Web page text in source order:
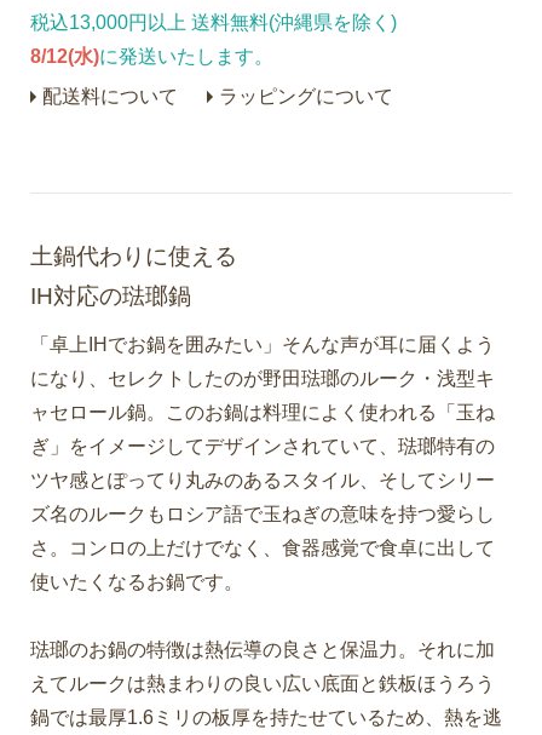
税込13,000円以上 送料無料(沖縄県を除く)
8/12(水)に発送いたします。
配送料について
ラッピングについて
土鍋代わりに使える
IH対応の琺瑯鍋
「卓上IHでお鍋を囲みたい」そんな声が耳に届くよう
になり、セレクトしたのが野田琺瑯のルーク・浅型キ
ャセロール鍋。このお鍋は料理によく使われる「玉ね
ぎ」をイメージしてデザインされていて、琺瑯特有の
ツヤ感とぽってり丸みのあるスタイル、そしてシリー
ズ名のルークもロシア語で玉ねぎの意味を持つ愛らし
さ。コンロの上だけでなく、食器感覚で食卓に出して
使いたくなるお鍋です。
琺瑯のお鍋の特徴は熱伝導の良さと保温力。それに加
えてルークは熱まわりの良い広い底面と鉄板ほうろう
鍋では最厚1.6ミリの板厚を持たせているため、熱を逃